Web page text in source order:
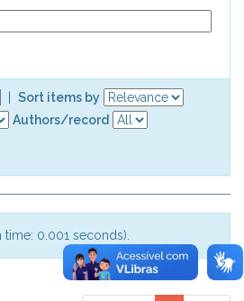
Sort items by
Authors/record
time: 0.001 seconds).